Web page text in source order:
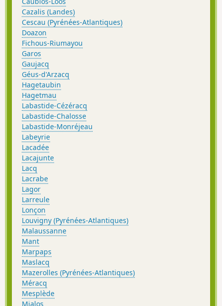
Cazalis (Landes)
Cescau (Pyrénées-Atlantiques)
Doazon
Fichous-Riumayou
Garos
Gaujacq
Géus-d'Arzacq
Hagetaubin
Hagetmau
Labastide-Cézéracq
Labastide-Chalosse
Labastide-Monréjeau
Labeyrie
Lacadée
Lacajunte
Lacq
Lacrabe
Lagor
Larreule
Lonçon
Louvigny (Pyrénées-Atlantiques)
Malaussanne
Mant
Marpaps
Maslacq
Mazerolles (Pyrénées-Atlantiques)
Méracq
Mesplède
Mialos